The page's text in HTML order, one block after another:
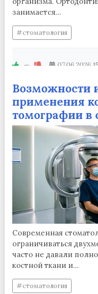
занимается...
стоматология
— 07.06.2026
Возможности
применения
томографии в
Современная
ограничиваться
часто не давали
костной ткани и...
стоматология